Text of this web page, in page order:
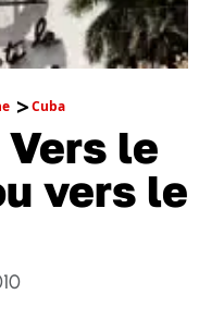
Cuba
Vers le
vers le